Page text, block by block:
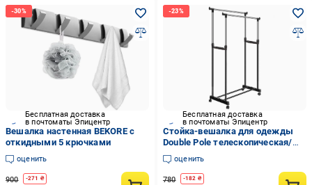
Бесплатная доставка
в почтоматы Эпицентр
Вешалка настенная BEKORE с
откидными 5 крючками
оценить
900 -271 ₴
Бесплатная доставка
в почтоматы Эпицентр
Стойка-вешалка для одежды
Double Pole телескопическая/
двойная
оценить
780 -182 ₴